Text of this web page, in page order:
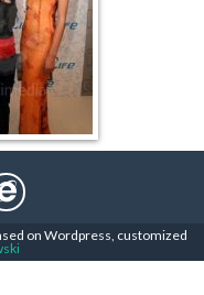
on Wordpress, customized